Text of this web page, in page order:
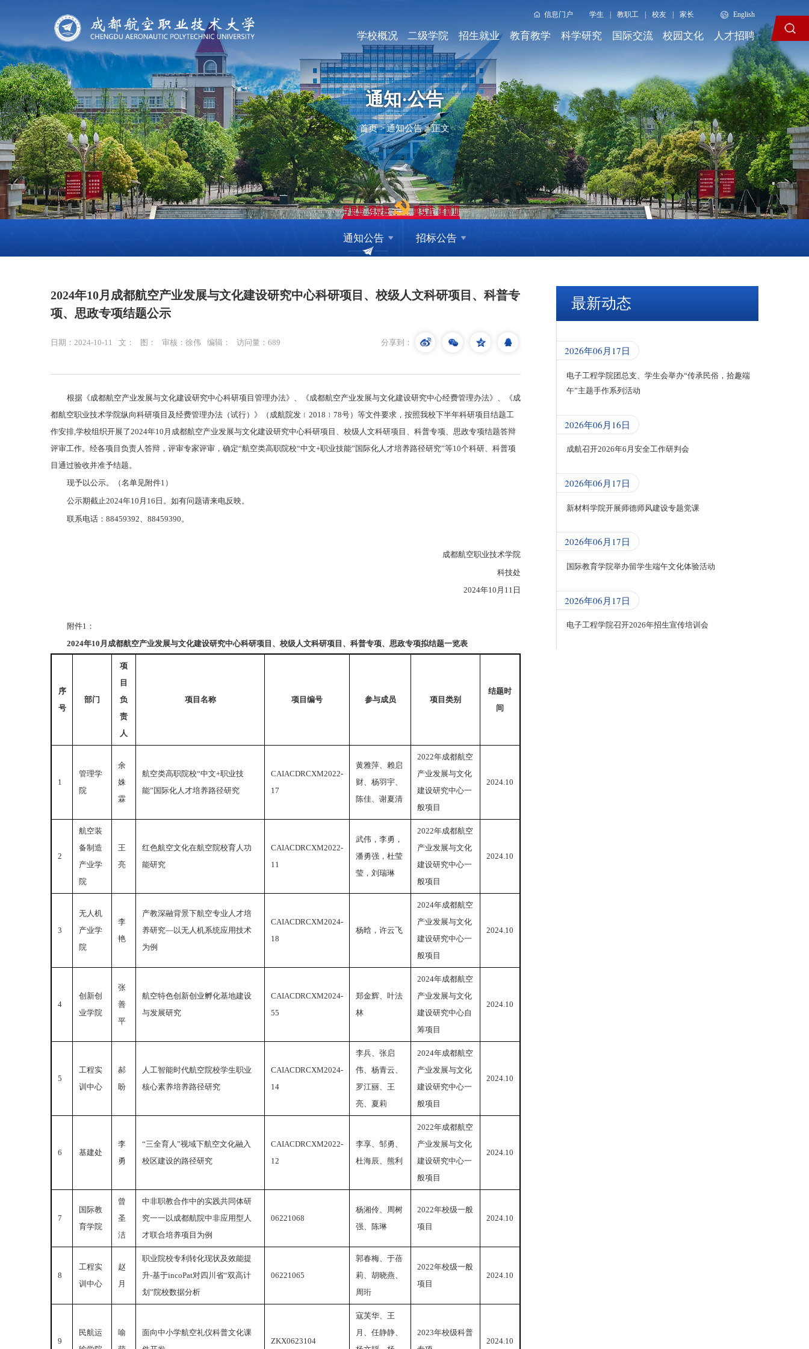
信息门户 学生 教职工 校友 家长 English
学校概况 二级学院 招生就业 教育教学 科学研究 国际交流 校园文化 人才招聘
通知·公告
首页 > 通知公告 > 正文
通知公告 招标公告
2024年10月成都航空产业发展与文化建设研究中心科研项目、校级人文科研项目、科普专
项、思政专项结题公示
日期：2024-10-11 文： 图： 审核：徐伟 编辑： 访问量： 689 分享到：
根据《成都航空产业发展与文化建设研究中心科研项目管理办法》、《成都航空产业发展与文化建设研究中心经费管理办法》、《成
都航空职业技术学院纵向科研项目及经费管理办法（试行）》（成航院发﹝2018﹞78号）等文件要求，按照我校下半年科研项目结题工
作安排,学校组织开展了2024年10月成都航空产业发展与文化建设研究中心科研项目、校级人文科研项目、科普专项、思政专项结题答辩
评审工作。经各项目负责人答辩，评审专家评审，确定“航空类高职院校“中文+职业技能”国际化人才培养路径研究”等10个科研、科普项
目通过验收并准予结题。
现予以公示。（名单见附件1）
公示期截止2024年10月16日。如有问题请来电反映。
联系电话：88459392、88459390。
成都航空职业技术学院
科技处
2024年10月11日
附件1：
2024年10月成都航空产业发展与文化建设研究中心科研项目、校级人文科研项目、科普专项、思政专项拟结题一览表
序
号
部门
项
目
负
责
人
项目名称 项目编号 参与成员 项目类别
结题时
间
1
管理学
院
余
姝
霖
航空类高职院校“中文+职业技
能”国际化人才培养路径研究
CAIACDRCXM2022-
17
黄雅萍、赖启
财、杨羽宇、
陈佳、谢夏清
2022年成都航空
产业发展与文化
建设研究中心一
般项目
2024.10
2
航空装
备制造
产业学
院
王
亮
红色航空文化在航空院校育人功
能研究
CAIACDRCXM2022-
11
武伟，李勇，
潘勇强，杜莹
莹，刘瑞琳
2022年成都航空
产业发展与文化
建设研究中心一
般项目
2024.10
3
无人机
产业学
院
李
艳
产教深融背景下航空专业人才培
养研究—以无人机系统应用技术
为例
CAIACDRCXM2024-
18
杨晗，许云飞
2024年成都航空
产业发展与文化
建设研究中心一
般项目
2024.10
4
创新创
业学院
张
善
平
航空特色创新创业孵化基地建设
与发展研究
CAIACDRCXM2024-
55
郑金辉、叶法
林
2024年成都航空
产业发展与文化
建设研究中心自
筹项目
2024.10
5
工程实
训中心
郝
盼
人工智能时代航空院校学生职业
核心素养培养路径研究
CAIACDRCXM2024-
14
李兵、张启
伟、杨青云、
罗江丽、王
亮、夏莉
2024年成都航空
产业发展与文化
建设研究中心一
般项目
2024.10
6 基建处
李
勇
“三全育人”视域下航空文化融入
校区建设的路径研究
CAIACDRCXM2022-
12
李享、邹勇、
杜海辰、熊利
2022年成都航空
产业发展与文化
建设研究中心一
般项目
2024.10
7
国际教
育学院
曾
圣
洁
中非职教合作中的实践共同体研
究一一以成都航院中非应用型人
才联合培养项目为例
06221068
杨湘伶、周树
强、陈琳
2022年校级一般
项目
2024.10
8
工程实
训中心
赵
月
职业院校专利转化现状及效能提
升-基于incoPat对四川省“双高计
划”院校数据分析
06221065
郭春梅、于蓓
莉、胡晓燕、
周珩
2022年校级一般
项目
2024.10
9
民航运
喻
面向中小学航空礼仪科普文化课
ZKX0623104
寇芙华、王
月、任静静、
2023年校级科普
2024.10
最新动态
2026年06月17日
电子工程学院团总支、学生会举办“传承民俗，拾趣端
午”主题手作系列活动
2026年06月16日
成航召开2026年6月安全工作研判会
2026年06月17日
新材料学院开展师德师风建设专题党课
2026年06月17日
国际教育学院举办留学生端午文化体验活动
2026年06月17日
电子工程学院召开2026年招生宣传培训会